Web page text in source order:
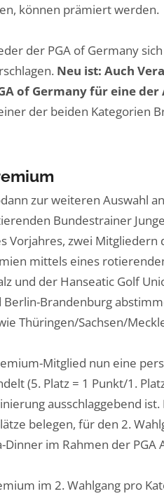
können prämiert werden.
der PGA of Germany
Neu ist: Auch
of Germany für eine
der beiden Kategorien
zur weiteren Auswahl
Bundestrainer
Vorjahres, zwei
mittels eines
und der Hanseatic Golf
Brandenburg
Thüringen/Sachsen/
Mitglied nun eine
(5. Platz = 1 Punkt/1.
ausschlaggebend
belegen, für den 2.
im Rahmen der PGA
im 2. Wahlgang pro